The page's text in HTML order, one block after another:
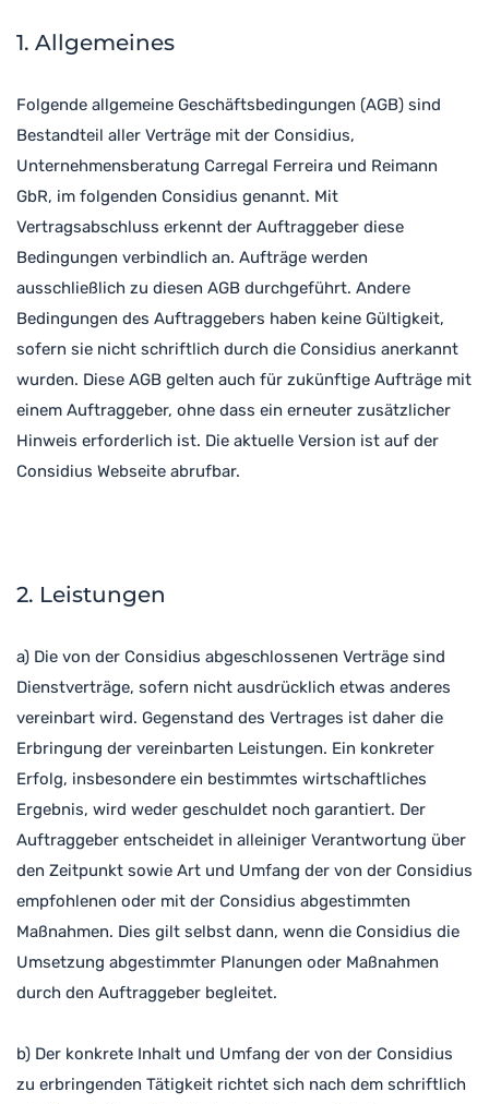
1. Allgemeines
Folgende allgemeine Geschäftsbedingungen (AGB) sind
Bestandteil aller Verträge mit der Considius,
Unternehmensberatung Carregal Ferreira und Reimann
GbR, im folgenden Considius genannt. Mit
Vertragsabschluss erkennt der Auftraggeber diese
Bedingungen verbindlich an. Aufträge werden
ausschließlich zu diesen AGB durchgeführt. Andere
Bedingungen des Auftraggebers haben keine Gültigkeit,
sofern sie nicht schriftlich durch die Considius anerkannt
wurden. Diese AGB gelten auch für zukünftige Aufträge mit
einem Auftraggeber, ohne dass ein erneuter zusätzlicher
Hinweis erforderlich ist. Die aktuelle Version ist auf der
Considius Webseite abrufbar.
2. Leistungen
a) Die von der Considius abgeschlossenen Verträge sind
Dienstverträge, sofern nicht ausdrücklich etwas anderes
vereinbart wird. Gegenstand des Vertrages ist daher die
Erbringung der vereinbarten Leistungen. Ein konkreter
Erfolg, insbesondere ein bestimmtes wirtschaftliches
Ergebnis, wird weder geschuldet noch garantiert. Der
Auftraggeber entscheidet in alleiniger Verantwortung über
den Zeitpunkt sowie Art und Umfang der von der Considius
empfohlenen oder mit der Considius abgestimmten
Maßnahmen. Dies gilt selbst dann, wenn die Considius die
Umsetzung abgestimmter Planungen oder Maßnahmen
durch den Auftraggeber begleitet.
b) Der konkrete Inhalt und Umfang der von der Considius
zu erbringenden Tätigkeit richtet sich nach dem schriftlich